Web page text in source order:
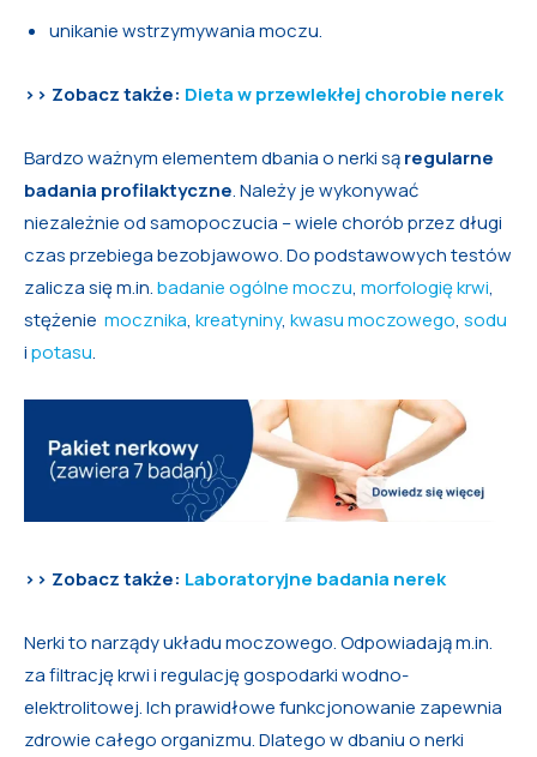
unikanie wstrzymywania moczu.
>> Zobacz także: Dieta w przewlekłej chorobie nerek
Bardzo ważnym elementem dbania o nerki sąregularne
badania profilaktyczne. Należy je wykonywać
niezależnie od samopoczucia – wiele chorób przez długi
czas przebiega bezobjawowo. Do podstawowych testów
zalicza się m.in.badanie ogólne moczu, morfologię krwi,
stężenie mocznika, kreatyniny, kwasu moczowego, sodu
ipotasu.
>> Zobacz także: Laboratoryjne badania nerek
Nerki to narządy układu moczowego. Odpowiadają m.in.
za filtrację krwi i regulację gospodarki wodno-
elektrolitowej. Ich prawidłowe funkcjonowanie zapewnia
zdrowie całego organizmu. Dlatego w dbaniu o nerki